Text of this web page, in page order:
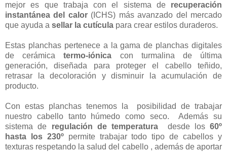
mejor es que trabaja con el sistema de recuperación
instantánea del calor(ICHS) más avanzado del mercado
que ayuda a sellar la cutícula para crear estilos duraderos.
Estas planchas pertenece a la gama de planchas digitales
de cerámicatermo-iónica con turmalina de última
generación, diseñada para proteger el cabello teñido,
retrasar la decoloración y disminuir la acumulación de
producto.
Con estas planchas tenemos la posibilidad de trabajar
nuestro cabello tanto húmedo como seco. Además su
sistema de regulación de temperatura desde los 60º
hasta los 230ºpermite trabajar todo tipo de cabellos y
texturas respetando la salud del cabello , además de aportar